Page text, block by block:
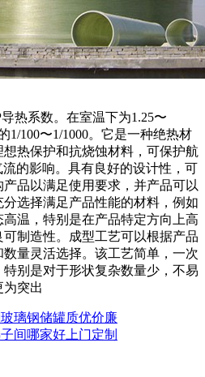
热系数。在室温下为1.25〜
1/100〜1/1000。它是一种绝热材
热保护和抗烧蚀材料，可保护航
的影响。具有良好的设计性，可
品以满足使用要求，并产品可以
选择满足产品性能的材料，例如
温，特别是在产品特定方向上高
制造性。成型工艺可以根据产品
量灵活选择。该工艺简单，一次
别是对于形状复杂数量少，不易
为突出
璃钢储罐质优价廉
间哪家好上门定制